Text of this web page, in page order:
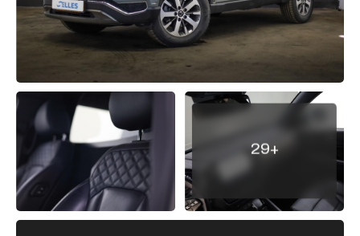
Verkocht
Vacatures
Adres
Kamperzeedijk 87-89
8281 PC Genemuiden
Openingstijden showroom
29+